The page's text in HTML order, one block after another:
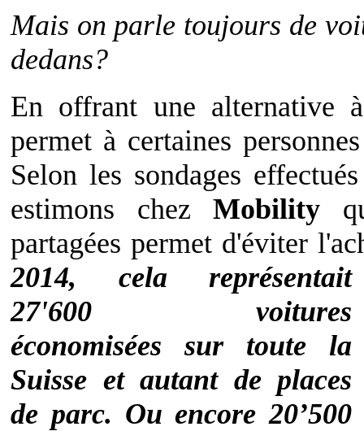
Mais on parle toujours de
dedans?
En offrant une alternative
permet à certaines
Selon les sondages
estimons chezMobility
partagées permet d'éviter
2014, cela représentait
27'600 voitures
économisées sur toute la
Suisse et autant de places
de parc. Ou encore 20’500